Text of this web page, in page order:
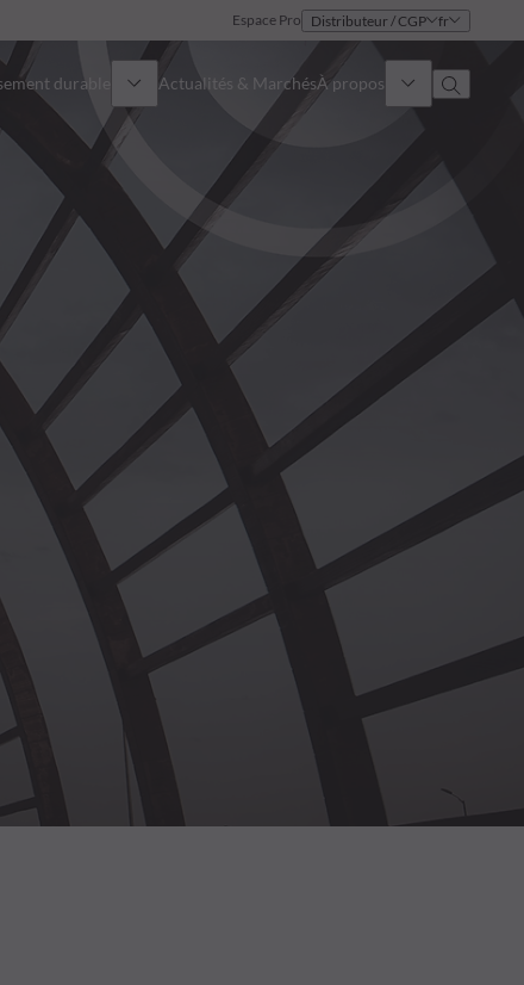
Espace Pro Distributeur / CGP fr
durable
Présentation
Approche
Publications
Actualités & MarchésÀ propos
Identité
Gouvernance
Notre équipe commerciale
Nos bureaux
Nous contacter